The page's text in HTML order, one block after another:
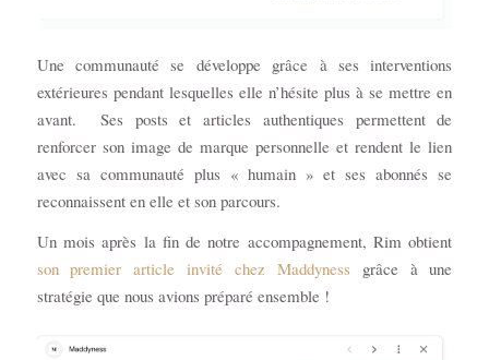
Une communauté se développe grâce à ses interventions
extérieures pendant lesquelles elle n’hésite plus à se mettre en
avant. Ses posts et articles authentiques permettent de
renforcer son image de marque personnelle et rendent le lien
avec sa communauté plus « humain » et ses abonnés se
reconnaissent en elle et son parcours.
Un mois après la fin de notre accompagnement, Rim obtient
son premier article invité chez Maddyness grâce à une
stratégie que nous avions préparé ensemble !